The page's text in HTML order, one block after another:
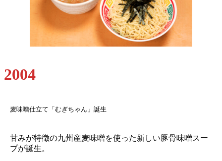
2004
麦味噌仕立て「むぎちゃん」誕生
甘みが特徴の九州産麦味噌を使った新しい豚骨味噌スー
プが誕生。